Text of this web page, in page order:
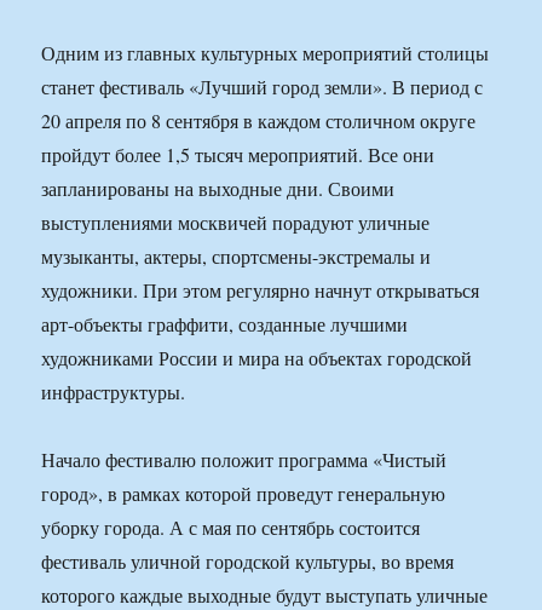
Одним из главных культурных мероприятий столицы
станет фестиваль «Лучший город земли». В период с
20 апреля по 8 сентября в каждом столичном округе
пройдут более 1,5 тысяч мероприятий. Все они
запланированы на выходные дни. Своими
выступлениями москвичей порадуют уличные
музыканты, актеры, спортсмены-экстремалы и
художники. При этом регулярно начнут открываться
арт-объекты граффити, созданные лучшими
художниками России и мира на объектах городской
инфраструктуры.
Начало фестивалю положит программа «Чистый
город», в рамках которой проведут генеральную
уборку города. А с мая по сентябрь состоится
фестиваль уличной городской культуры, во время
которого каждые выходные будут выступать уличные